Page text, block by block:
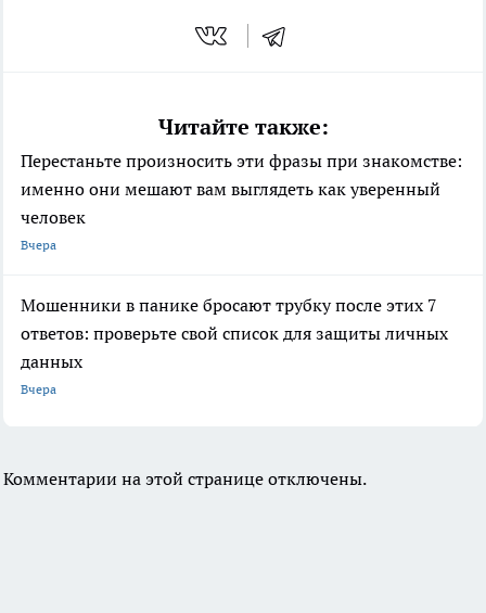
Читайте также:
Перестаньте произносить эти фразы при знакомстве:
именно они мешают вам выглядеть как уверенный
человек
Вчера
Мошенники в панике бросают трубку после этих 7
ответов: проверьте свой список для защиты личных
данных
Вчера
Комментарии на этой странице отключены.